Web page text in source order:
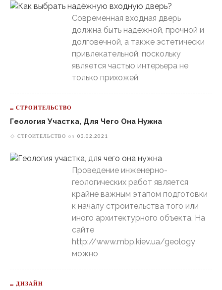
Современная входная дверь
должна быть надёжной, прочной и
долговечной, а также эстетически
привлекательной, поскольку
является частью интерьера не
только прихожей,
СТРОИТЕЛЬСТВО
Геология Участка, Для Чего Она Нужна
СТРОИТЕЛЬСТВО on 03.02.2021
Проведение инженерно-
геологических работ является
крайне важным этапом подготовки
к началу строительства того или
иного архитектурного объекта. На
сайте
http://www.mbp.kiev.ua/geology
можно
ДИЗАЙН